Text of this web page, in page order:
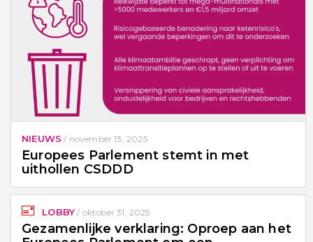
NIEUWS / november 13, 2025
Europees Parlement stemt in met
uithollen CSDDD
LOBBY / oktober 31, 2025
Gezamenlijke verklaring: Oproep aan het